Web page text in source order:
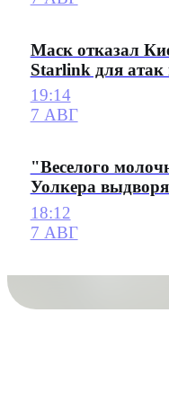
Маск отказал
Starlink для атак
19:14
7 АВГ
"Веселого
Уолкера
18:12
7 АВГ